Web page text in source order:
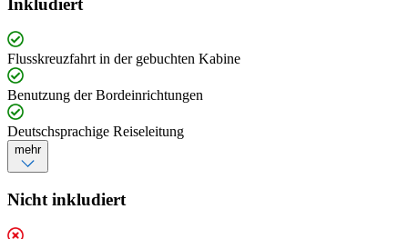
Flusskreuzfahrt in der gebuchten Kabine
Benutzung der Bordeinrichtungen
Deutschsprachige Reiseleitung
mehr
Nicht inkludiert